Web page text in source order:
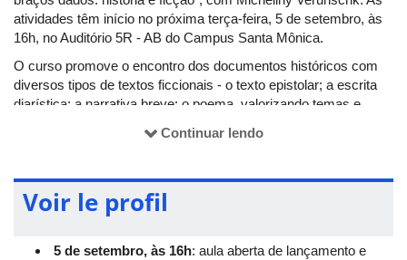
atividades têm início no próxima terça-feira, 5 de setembro, às
16h, no Auditório 5R - AB do Campus Santa Mônica.
O curso promove o encontro dos documentos históricos com
diversos tipos de textos ficcionais - o texto epistolar; a escrita
diarística; a narrativa breve; o poema, valorizando temas e
Mais informações
Escola de Criação Literária (Motirõ) é um ciclo de cursos de
renomados escritores e poetas brasileiros.
Continuar lendo
Voir le profil
5 de setembro, às 16h: aula aberta de lançamento e